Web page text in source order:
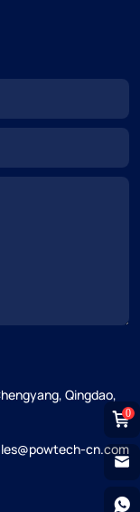
Qingdao,
cn.com
0